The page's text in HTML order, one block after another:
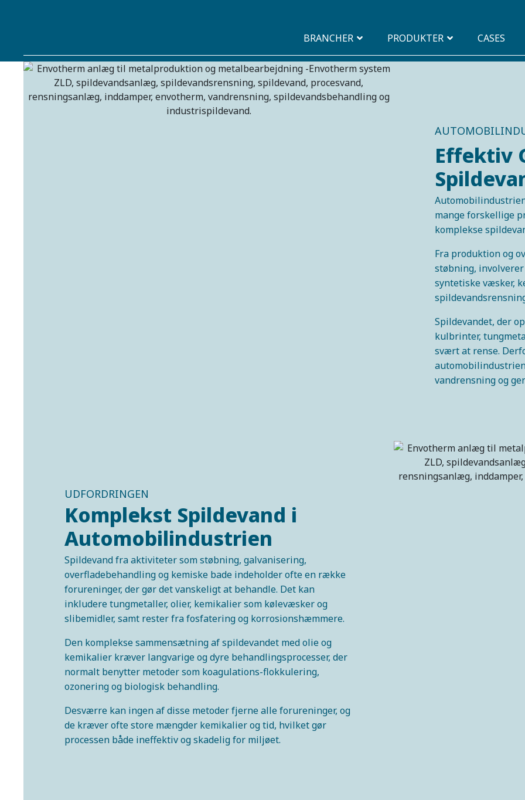
BRANCHER PRODUKTER CASES
Effektiv
mange forskellige
komplekse
Fra produktion og
støbning,
syntetiske væsker,
Spildevandet, der
kulbrinter,
svært at rense.
vandrensning og
UDFORDRINGEN
Komplekst Spildevand i
Automobilindustrien
Spildevand fra aktiviteter som støbning, galvanisering,
overfladebehandling og kemiske bade indeholder ofte en række
forureninger, der gør det vanskeligt at behandle. Det kan
inkludere tungmetaller, olier, kemikalier som kølevæsker og
slibemidler, samt rester fra fosfatering og korrosionshæmmere.
Den komplekse sammensætning af spildevandet med olie og
kemikalier kræver langvarige og dyre behandlingsprocesser, der
normalt benytter metoder som koagulations-flokkulering,
ozonering og biologisk behandling.
Desværre kan ingen af disse metoder fjerne alle forureninger, og
de kræver ofte store mængder kemikalier og tid, hvilket gør
processen både ineffektiv og skadelig for miljøet.